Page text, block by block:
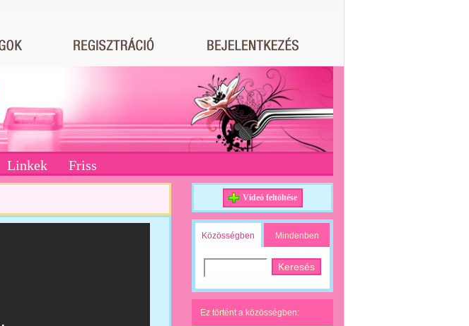
Linkek Friss
Videó feltöltése
Közösségben Mindenben
Ez történt a közösségben: